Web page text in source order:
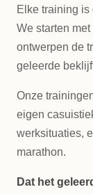
Elke training
We starten
ontwerpen de
geleerde
Onze
eigen
werksituaties,
marathon.
Dat het